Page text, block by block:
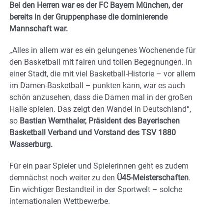
Bei den Herren war es der FC Bayern München, der
bereits in der Gruppenphase die dominierende
Mannschaft war.
„Alles in allem war es ein gelungenes Wochenende für
den Basketball mit fairen und tollen Begegnungen. In
einer Stadt, die mit viel Basketball-Historie – vor allem
im Damen-Basketball – punkten kann, war es auch
schön anzusehen, dass die Damen mal in der großen
Halle spielen. Das zeigt den Wandel in Deutschland“,
so Bastian Wernthaler, Präsident des Bayerischen
Basketball Verband und Vorstand des TSV 1880
Wasserburg.
Für ein paar Spieler und Spielerinnen geht es zudem
demnächst noch weiter zu den Ü45-Meisterschaften.
Ein wichtiger Bestandteil in der Sportwelt – solche
internationalen Wettbewerbe.